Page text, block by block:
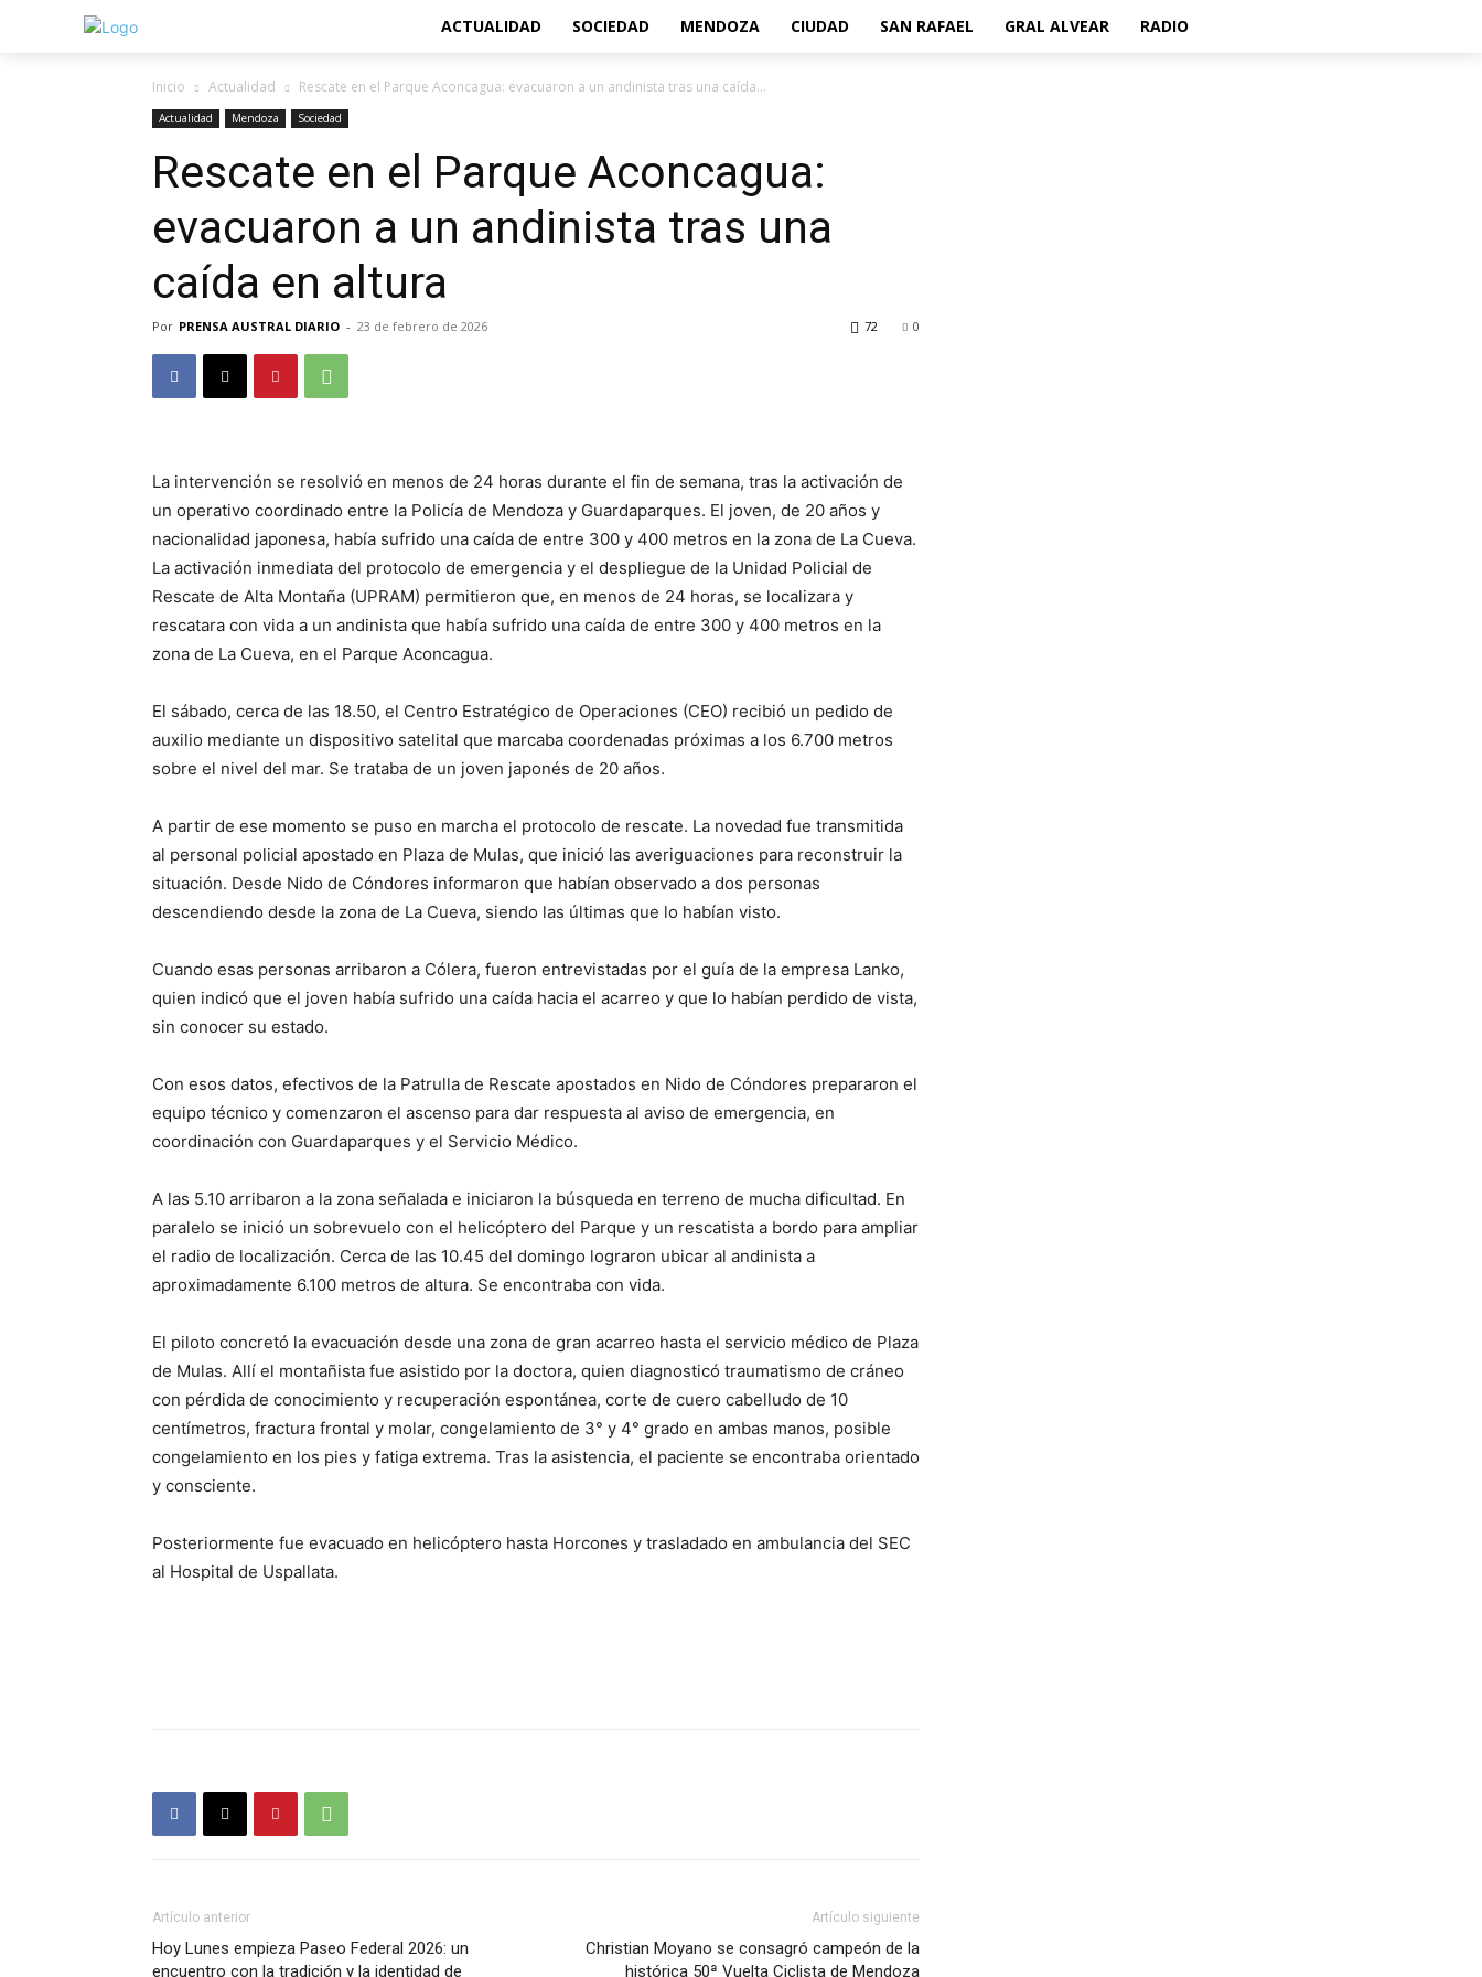
ACTUALIDAD SOCIEDAD MENDOZA CIUDAD SAN RAFAEL GRAL ALVEAR RADIO
Inicio Actualidad Rescate en el Parque Aconcagua: evacuaron a un andinista tras una caída...
Actualidad Mendoza Sociedad
Rescate en el Parque Aconcagua:
evacuaron a un andinista tras una
caída en altura
Por PRENSA AUSTRAL DIARIO - 23 de febrero de 2026 0
72
La intervención se resolvió en menos de 24 horas durante el fin de semana, tras la activación de
un operativo coordinado entre la Policía de Mendoza y Guardaparques. El joven, de 20 años y
nacionalidad japonesa, había sufrido una caída de entre 300 y 400 metros en la zona de La Cueva.
La activación inmediata del protocolo de emergencia y el despliegue de la Unidad Policial de
Rescate de Alta Montaña (UPRAM) permitieron que, en menos de 24 horas, se localizara y
rescatara con vida a un andinista que había sufrido una caída de entre 300 y 400 metros en la
zona de La Cueva, en el Parque Aconcagua.
El sábado, cerca de las 18.50, el Centro Estratégico de Operaciones (CEO) recibió un pedido de
auxilio mediante un dispositivo satelital que marcaba coordenadas próximas a los 6.700 metros
sobre el nivel del mar. Se trataba de un joven japonés de 20 años.
A partir de ese momento se puso en marcha el protocolo de rescate. La novedad fue transmitida
al personal policial apostado en Plaza de Mulas, que inició las averiguaciones para reconstruir la
situación. Desde Nido de Cóndores informaron que habían observado a dos personas
descendiendo desde la zona de La Cueva, siendo las últimas que lo habían visto.
Cuando esas personas arribaron a Cólera, fueron entrevistadas por el guía de la empresa Lanko,
quien indicó que el joven había sufrido una caída hacia el acarreo y que lo habían perdido de vista,
sin conocer su estado.
Con esos datos, efectivos de la Patrulla de Rescate apostados en Nido de Cóndores prepararon el
equipo técnico y comenzaron el ascenso para dar respuesta al aviso de emergencia, en
coordinación con Guardaparques y el Servicio Médico.
A las 5.10 arribaron a la zona señalada e iniciaron la búsqueda en terreno de mucha dificultad. En
paralelo se inició un sobrevuelo con el helicóptero del Parque y un rescatista a bordo para ampliar
el radio de localización. Cerca de las 10.45 del domingo lograron ubicar al andinista a
aproximadamente 6.100 metros de altura. Se encontraba con vida.
El piloto concretó la evacuación desde una zona de gran acarreo hasta el servicio médico de Plaza
de Mulas. Allí el montañista fue asistido por la doctora, quien diagnosticó traumatismo de cráneo
con pérdida de conocimiento y recuperación espontánea, corte de cuero cabelludo de 10
centímetros, fractura frontal y molar, congelamiento de 3° y 4° grado en ambas manos, posible
congelamiento en los pies y fatiga extrema. Tras la asistencia, el paciente se encontraba orientado
y consciente.
Posteriormente fue evacuado en helicóptero hasta Horcones y trasladado en ambulancia del SEC
al Hospital de Uspallata.
Artículo anterior
Hoy Lunes empieza Paseo Federal 2026: un
encuentro con la tradición y la identidad de
Artículo siguiente
Christian Moyano se consagró campeón de la
histórica 50ª Vuelta Ciclista de Mendoza